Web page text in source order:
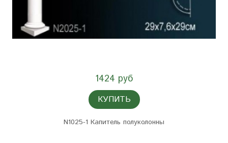
1424 руб
КУПИТЬ
N1025-1 Капитель полуколонны